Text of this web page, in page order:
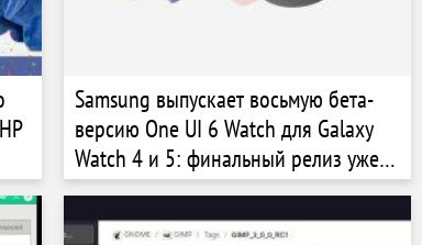
Samsung выпускает восьмую бета-
версию One UI 6 Watch для Galaxy
Watch 4 и 5: финальный релиз уже
скоро